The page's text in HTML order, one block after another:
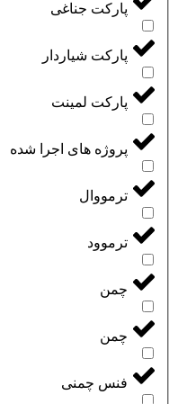
پارکت جناغی
پارکت شیاردار
پارکت لمینت
پروژه های اجرا شده
ترمووال
ترموود
چمن
چمن
فنس چمنی